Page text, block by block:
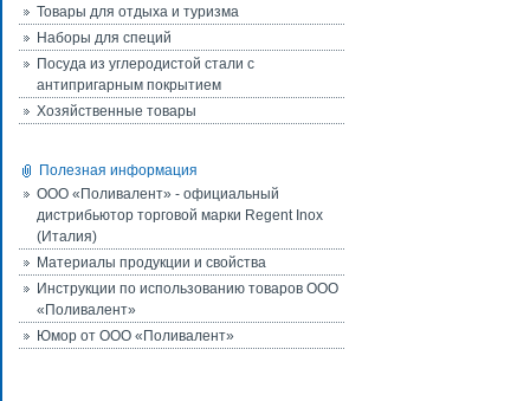
Товары для отдыха и туризма
Наборы для специй
Посуда из углеродистой стали с
антипригарным покрытием
Хозяйственные товары
Полезная информация
ООО «Поливалент» - официальный
дистрибьютор торговой марки Regent Inox
(Италия)
Материалы продукции и свойства
Инструкции по использованию товаров ООО
«Поливалент»
Юмор от ООО «Поливалент»